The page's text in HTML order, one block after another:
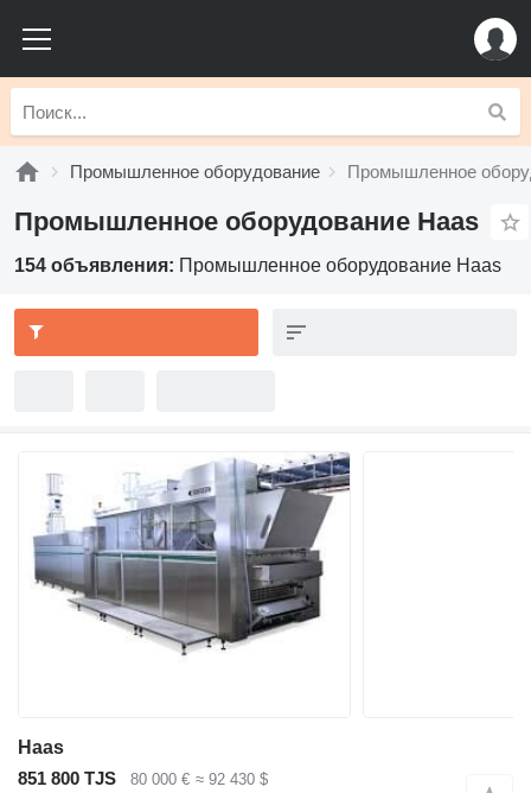
Промышленное оборудование Промышленное
Промышленное оборудование Haas
154 объявления: Промышленное оборудование Haas
Haas
851 800 TJS
80 000 € ≈ 92 430 $